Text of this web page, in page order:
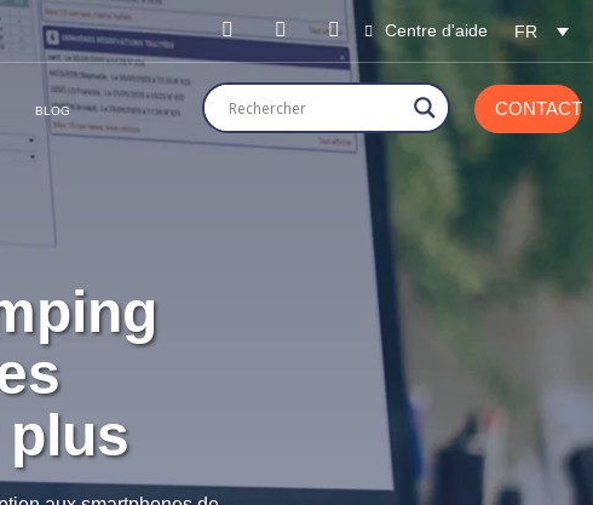
plus
Centre d'aide FR
BLOG CONTACT